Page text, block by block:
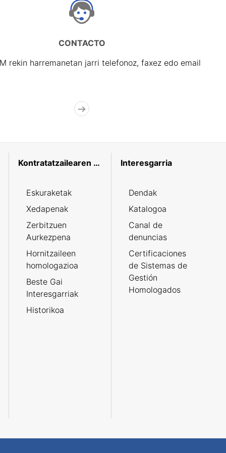
CONTACTO
rekin harremanetan jarri telefonoz, faxez edo email
Kontratatzailearen profila
Eskuraketak
Xedapenak
Zerbitzuen
Aurkezpena
Hornitzaileen
homologazioa
Beste Gai
Interesgarriak
Historikoa
Interesgarria
Dendak
Katalogoa
Canal de
denuncias
Certificaciones
de Sistemas de
Gestión
Homologados